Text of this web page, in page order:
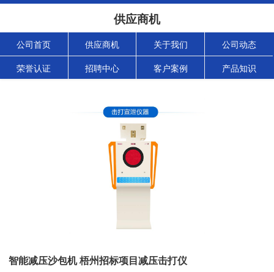
供应商机
公司首页 供应商机 关于我们 公司动态
荣誉认证 招聘中心 客户案例 产品知识
智能减压沙包机 梧州招标项目减压击打仪